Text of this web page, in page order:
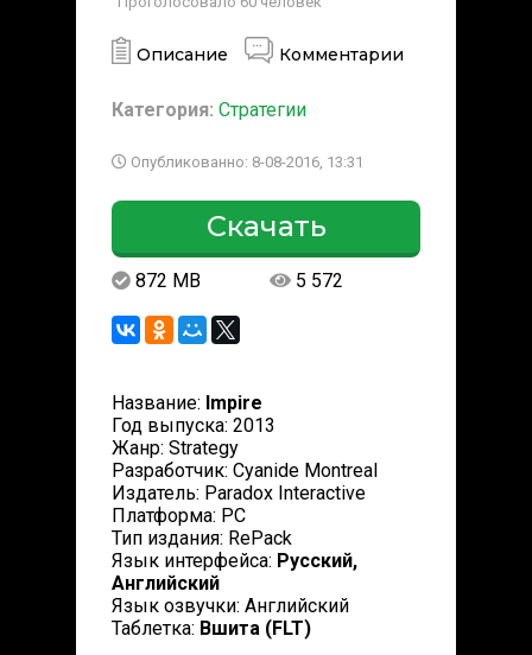
Описание Комментарии
Категория: Стратегии
Опубликованно: 8-08-2016, 13:31
Скачать
872 MB 5 572
Название: Impire
Год выпуска: 2013
Жанр: Strategy
Разработчик: Cyanide Montreal
Издатель: Paradox Interactive
Платформа: PC
Тип издания: RePack
Язык интерфейса: Русский,
Английский
Язык озвучки: Английский
Таблетка: Вшита (FLT)